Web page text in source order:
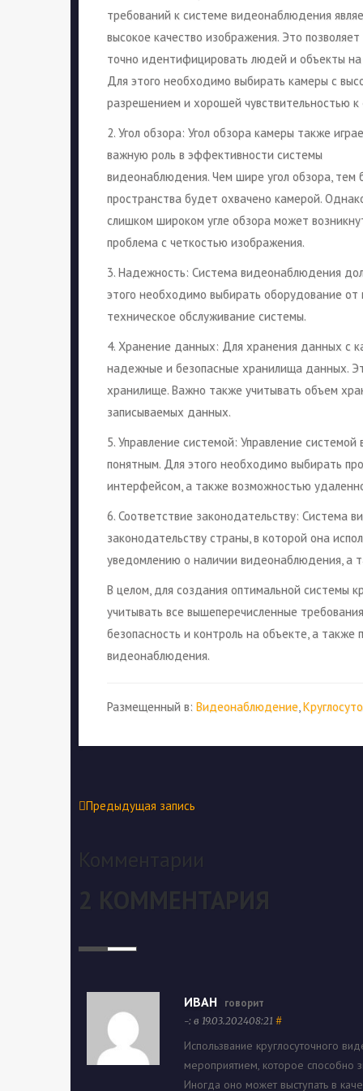
требований к системе видеонаблюдения
высокое качество изображения. Это
точно идентифицировать людей и объекты на
Для этого необходимо выбирать камеры с
разрешением и хорошей чувствительностью к
2. Угол обзора: Угол обзора камеры также
важную роль в эффективности системы
видеонаблюдения. Чем шире угол обзора, тем
пространства будет охвачено камерой.
слишком широком угле обзора может
проблема с четкостью изображения.
3. Надежность: Система видеонаблюдения
этого необходимо выбирать оборудование
техническое обслуживание системы.
4. Хранение данных: Для хранения данных с
надежные и безопасные хранилища данных.
хранилище. Важно также учитывать объем
записываемых данных.
5. Управление системой: Управление
понятным. Для этого необходимо выбирать
интерфейсом, а также возможностью
6. Соответствие законодательству: Система
законодательству страны, в которой она
уведомлению о наличии видеонаблюдения, а
В целом, для создания оптимальной системы
учитывать все вышеперечисленные
безопасность и контроль на объекте, а
видеонаблюдения.
Размещенный в: Видеонаблюдение,
Предыдущая запись
Комментарии
2 КОММЕНТАРИЯ
ИВАН говорит
-: в 19.03.202408:21 #
Использвание круглосуточного
мероприятием, которое способно
Иногда оно может выступать в